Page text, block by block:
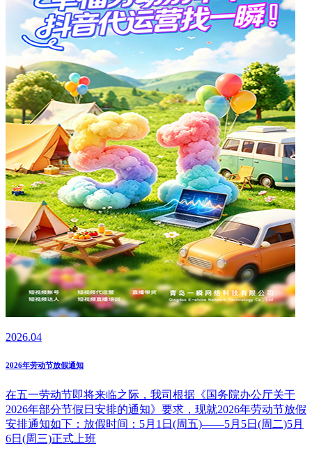
2026.04
2026年劳动节放假通知
在五一劳动节即将来临之际，我司根据《国务院办公厅关于
2026年部分节假日安排的通知》要求，现就2026年劳动节放假
安排通知如下：放假时间：5月1日(周五)——5月5日(周二)5月
6日(周三)正式上班